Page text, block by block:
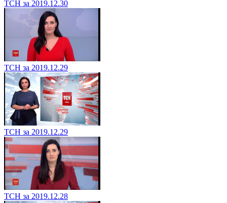
ТСН за 2019.12.30
ТСН за 2019.12.29
ТСН за 2019.12.29
ТСН за 2019.12.28